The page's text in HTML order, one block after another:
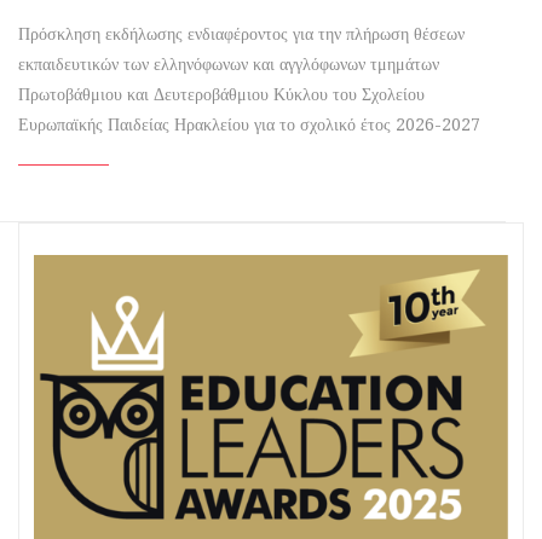
Πρόσκληση εκδήλωσης ενδιαφέροντος για την πλήρωση θέσεων
εκπαιδευτικών των ελληνόφωνων και αγγλόφωνων τμημάτων
Πρωτοβάθμιου και Δευτεροβάθμιου Κύκλου του Σχολείου
Ευρωπαϊκής Παιδείας Ηρακλείου για το σχολικό έτος 2026-2027